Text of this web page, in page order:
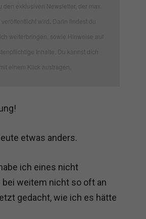
exklusiven Newsletter, der max.
wird. Darin findest du
weiterbringen, sowie Hinweise auf
Inhalte. Du kannst dich
einem Klick austragen.
etwas anders.
ich eines nicht
bei weitem nicht so oft an
gedacht, wie ich es hätte